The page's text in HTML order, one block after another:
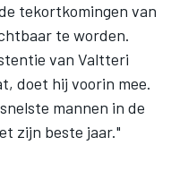
tekortkomingen van
te worden.
van Valtteri
doet hij voorin mee.
mannen in de
zijn beste jaar."